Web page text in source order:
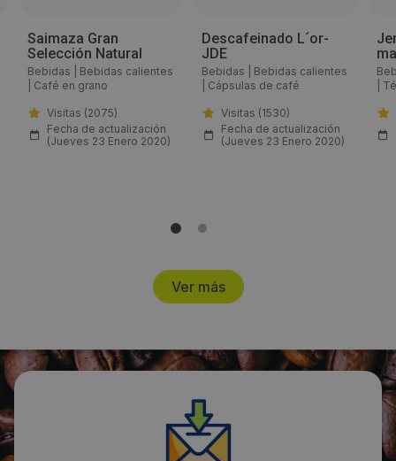
cristina.molina@jdecoffee.com
https://www.jacobsdouweegberts.com/
Jueves 23 Enero 2020
Saimaza Gran
Selección Natural
Bebidas
Bebidas calientes
Café en grano
Visitas (2075)
Fecha de actualización
(Jueves 23 Enero 2020)
Descafeinado L´or-
JDE
Bebidas
Bebidas calientes
Cápsulas de café
Visitas (1530)
Fecha de actualización
(Jueves 23 Enero 2020)
Ver más